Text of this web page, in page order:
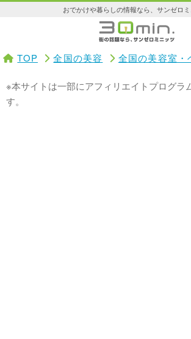
おでかけや暮らしの情報なら、サンゼロ
TOP 全国の美容 全国の美容室・
※本サイトは一部にアフィリエイトプログラ
す。